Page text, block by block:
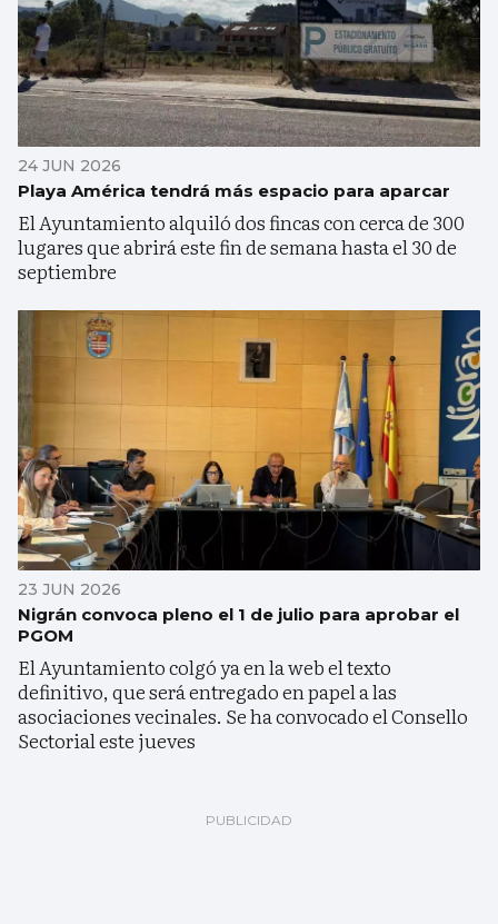
24 JUN 2026
Playa América tendrá más espacio para aparcar
El Ayuntamiento alquiló dos fincas con cerca de 300
lugares que abrirá este fin de semana hasta el 30 de
septiembre
23 JUN 2026
Nigrán convoca pleno el 1 de julio para aprobar el
PGOM
El Ayuntamiento colgó ya en la web el texto
definitivo, que será entregado en papel a las
asociaciones vecinales. Se ha convocado el Consello
Sectorial este jueves